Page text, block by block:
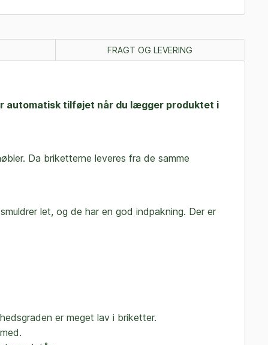
FRAGT OG LEVERING
automatisk tilføjet når du lægger produktet i
Da briketterne leveres fra de samme
let, og de har en god indpakning. Der er
er meget lav i briketter.